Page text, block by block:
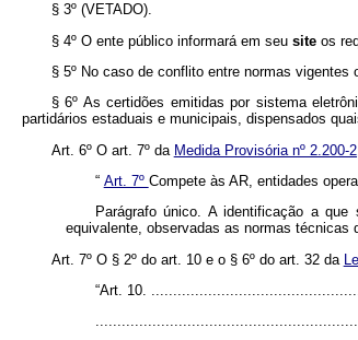
§ 3º (VETADO).
§ 4º O ente público informará em seu site os
§ 5º No caso de conflito entre normas
§ 6º As certidões emitidas por sistema
partidários estaduais e municipais, dispensados
Art. 6º O art. 7º da Medida Provisória nº 2.200-
“ Art. 7º Compete às AR, entidades
Parágrafo único. A identificação a que
equivalente, observadas as normas técnicas
Art. 7º O § 2º do art. 10 e o § 6º do art. 32 da
“Art. 10.